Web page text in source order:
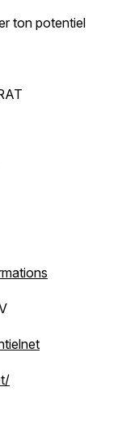
ton potentiel